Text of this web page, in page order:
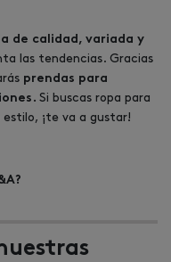
de calidad, variada y
las tendencias. Gracias
prendas para
Si buscas ropa para
¡te va a gustar!